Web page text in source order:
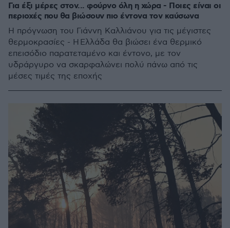
Για έξι μέρες στον... φούρνο όλη η χώρα - Ποιες είναι οι
περιοχές που θα βιώσουν πιο έντονα τον καύσωνα
Η πρόγνωση του Γιάννη Καλλιάνου για τις μέγιστες
θερμοκρασίες - Η Ελλάδα θα βιώσει ένα θερμικό
επεισόδιο παρατεταμένο και έντονο, με τον
υδράργυρο να σκαρφαλώνει πολύ πάνω από τις
μέσες τιμές της εποχής